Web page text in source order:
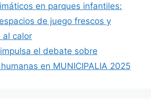
en parques infantiles:
de juego frescos y
al calor
impulsa el debate sobre
en MUNICIPALIA 2025